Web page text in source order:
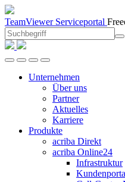
TeamViewer Serviceportal
Unternehmen
Über uns
Partner
Aktuelles
Karriere
Produkte
acriba Direkt
acriba Online24
Infrastruktur